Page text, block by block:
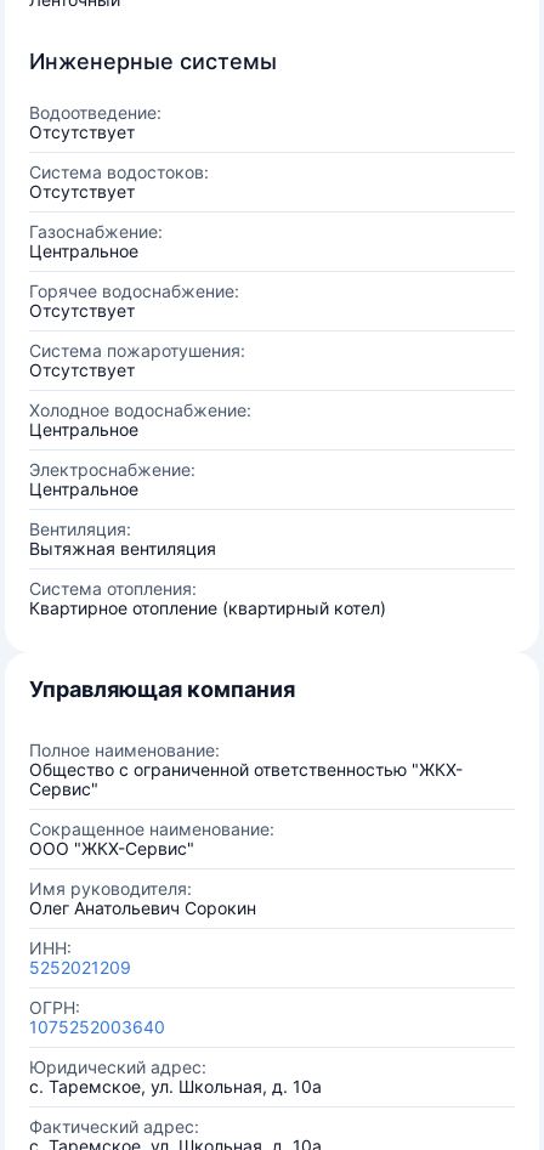
Инженерные системы
Водоотведение:
Отсутствует
Система водостоков:
Отсутствует
Газоснабжение:
Центральное
Горячее водоснабжение:
Отсутствует
Система пожаротушения:
Отсутствует
Холодное водоснабжение:
Центральное
Электроснабжение:
Центральное
Вентиляция:
Вытяжная вентиляция
Система отопления:
Квартирное отопление (квартирный котел)
Управляющая компания
Полное наименование:
Общество с ограниченной ответственностью "ЖКХ-
Сервис"
Сокращенное наименование:
ООО "ЖКХ-Сервис"
Имя руководителя:
Олег Анатольевич Сорокин
ИНН:
5252021209
ОГРН:
1075252003640
Юридический адрес:
с. Таремское, ул. Школьная, д. 10а
Фактический адрес:
с. Таремское, ул. Школьная, д. 10а